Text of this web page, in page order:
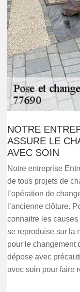
NOTRE
ASSURE LE
AVEC SOIN
Notre entreprise
de tous projets de
l’opération de
l’ancienne clôture.
connaitre les
se reproduise sur la
pour le changement
dépose avec
avec soin pour faire